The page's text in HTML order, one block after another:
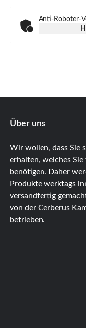
Anti-Roboter-
Über uns
Wir wollen, dass Sie
erhalten, welches
benötigen. Daher
Produkte werktags
versandfertig
von der Cerberus
betrieben.